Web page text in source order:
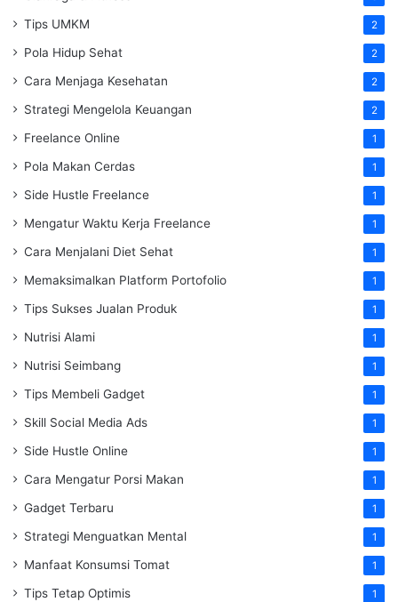
Tips UMKM 2
Pola Hidup Sehat 2
Cara Menjaga Kesehatan 2
Strategi Mengelola Keuangan 2
Freelance Online 1
Pola Makan Cerdas 1
Side Hustle Freelance 1
Mengatur Waktu Kerja Freelance 1
Cara Menjalani Diet Sehat 1
Memaksimalkan Platform Portofolio 1
Tips Sukses Jualan Produk 1
Nutrisi Alami 1
Nutrisi Seimbang 1
Tips Membeli Gadget 1
Skill Social Media Ads 1
Side Hustle Online 1
Cara Mengatur Porsi Makan 1
Gadget Terbaru 1
Strategi Menguatkan Mental 1
Manfaat Konsumsi Tomat 1
Tips Tetap Optimis 1